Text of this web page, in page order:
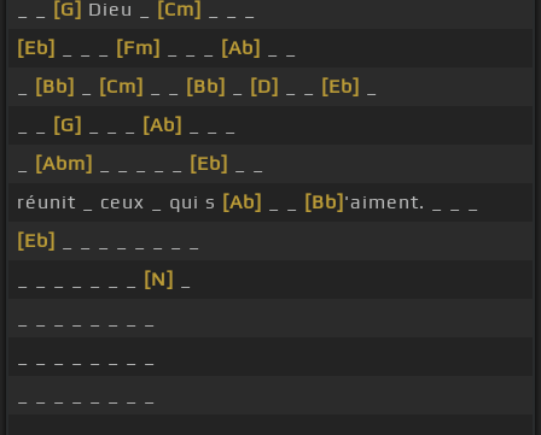
[G] Dieu _ [Cm]
[Eb]
[Fm] [Ab]
[Bb] [Cm] [Bb] [D] [Eb]
[G] [Ab]
[Abm] [Eb]
réunit _ ceux _ qui s [Ab] [Bb] 'aiment. _ _ _
[Eb]
[N]